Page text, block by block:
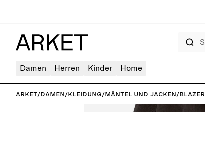
Damen Herren Kinder Home
ARKET/Damen/Kleidung/Mäntel und Jacken/Blazer